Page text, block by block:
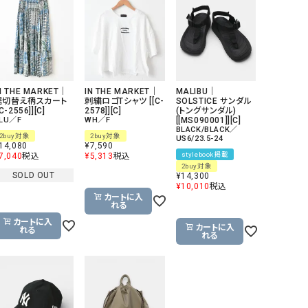
GO TO HOLLYWOOD（ゴートゥーハリウ
ッド）
THIRTY（サーティ）
G-STAR RAW（ジースターロウ） tumugu:（ツムグ）
GOOD SPEED（グッドスピード）
GAIMO（ガイモ）
UNIVERSAL OVERALL（
オーバーオール）
GRAMICCI（グラミチ）
USU GALLERY（ユーエ
ー）
（ｇ） （グラム） upper hights（アッパーハイ
Gives a sense of fullment
HUNTER（ハンター） WILD THINGS（ワイルドシ
ICHI（イチ）
THE MARKET｜
切替え柄スカート
2556]][C]
／F
2buy対象
14,080
税込
SOLD OUT
カートに入
れる
IN THE MARKET｜
刺繍ロゴTシャツ [[C-
2578]][C]
WH／F
2buy対象
¥7,590
¥5,313税込
カートに入
れる
MALIBU｜
SOLSTICE サンダル
(トングサンダル)
[[MS090001]][C]
BLACK/BLACK／
US6/23.5-24
stylebook掲載
2buy対象
¥14,300
¥10,010税込
カートに入
れる